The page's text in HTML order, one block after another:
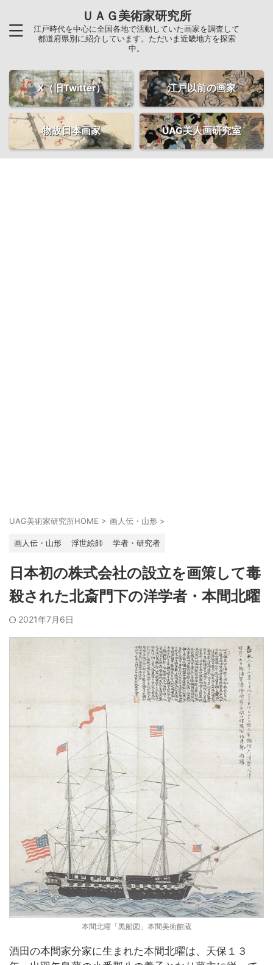
ＵＡＧ美術家研究所
江戸時代を中心に全国各地で活動していた画家を調査して
都道府県別に紹介しています。ただいま近畿地方を探索
中。
X（旧Twitter） 江戸以前の画家
物故日本画家 UAG美人画研究室
UAG美術家研究所HOME > 画人伝・山形 >
画人伝・山形 浮世絵師 学者・研究者
日本初の株式会社の設立を画策して毒
殺された北斎門下の洋学者・本間北曜
2021年7月6日
本間北曜「黒船図」本間美術館蔵
酒田の本間家分家に生まれた本間北曜は、天保１３